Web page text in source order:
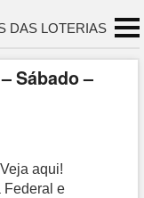
DAS LOTERIAS
Sábado –
aqui!
Federal e